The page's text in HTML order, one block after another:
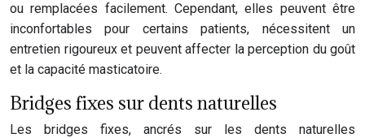
ou remplacées facilement. Cependant, elles peuvent être
inconfortables pour certains patients, nécessitent un
entretien rigoureux et peuvent affecter la perception du goût
et la capacité masticatoire.
Bridges fixes sur dents naturelles
Les bridges fixes, ancrés sur les dents naturelles